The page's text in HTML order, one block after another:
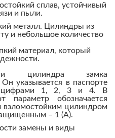
сплав, устойчивый
и пыли.
металл. Цилиндры из
и небольшое количество
материал, который
цилиндра замка
указывается в паспорте
цифрами 1, 2, 3 и 4. В
параметр обозначается
цилиндром
– 1 (А).
замены и виды